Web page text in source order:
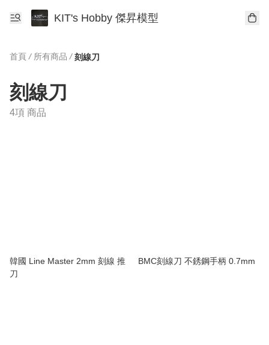
KIT's Hobby 傑昇模型
首頁 / 所有商品 / 刻線刀
刻線刀
4項 商品
韓國 Line Master 2mm 刻線 推
刀
BMC刻線刀 不銹鋼手柄 0.7mm